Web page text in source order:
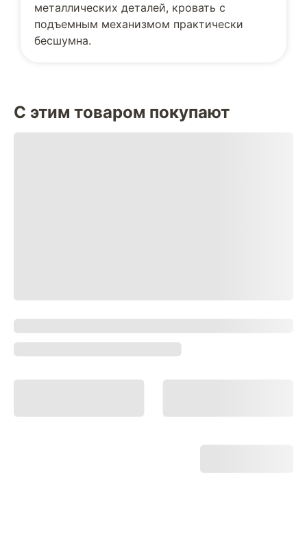
металлических деталей, кровать с
подъемным механизмом практически
бесшумна.
С этим товаром покупают